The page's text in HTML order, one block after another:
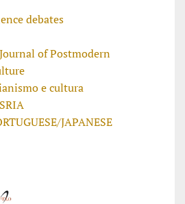
debates
of Postmodern
e cultura
JAPANESE